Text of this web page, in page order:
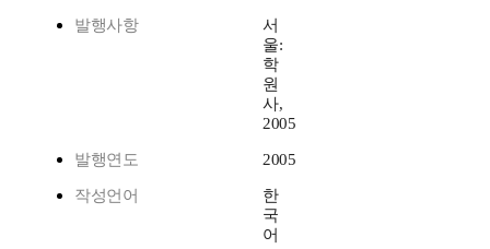
발행사항
서
울:
학
원
사,
2005
발행연도 2005
작성언어
한
국
어